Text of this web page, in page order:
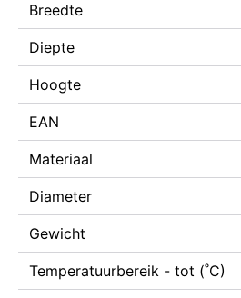
Breedte
Diepte
Hoogte
EAN
Materiaal
Diameter
Gewicht
Temperatuurbereik - tot (˚C)